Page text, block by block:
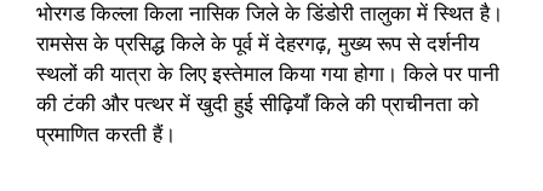
भोरगड किल्ला किला नासिक जिले के डिंडोरी तालुका में स्थित है।
रामसेस के प्रसिद्ध किले के पूर्व में देहरगढ़, मुख्य रूप से दर्शनीय
स्थलों की यात्रा के लिए इस्तेमाल किया गया होगा। किले पर पानी
की टंकी और पत्थर में खुदी हुई सीढ़ियाँ किले की प्राचीनता को
प्रमाणित करती हैं।